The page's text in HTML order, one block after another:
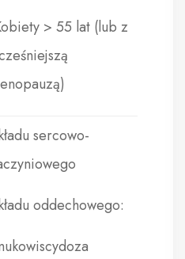
> 55 lat (lub z
sercowo-
oddechowego: